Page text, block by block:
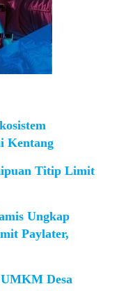
Kentang
Titip Limit
Ungkap
Paylater,
Desa